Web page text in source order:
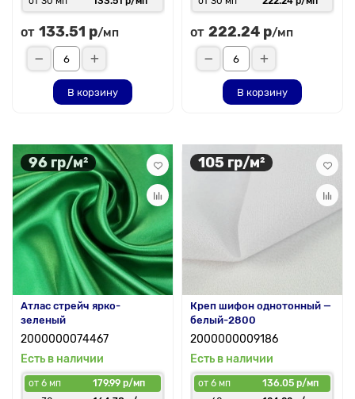
от 133.51 р/мп
В корзину
от 222.24 р/мп
В корзину
96 гр/м²
Атлас стрейч ярко-
зеленый
2000000074467
Есть в наличии
от 6 мп
179.99 р/мп
105 гр/м²
Креп шифон однотонный —
белый-2800
2000000009186
Есть в наличии
от 6 мп
136.05 р/мп